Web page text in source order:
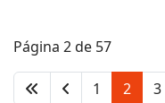
Página 2 de 57
1 2 3